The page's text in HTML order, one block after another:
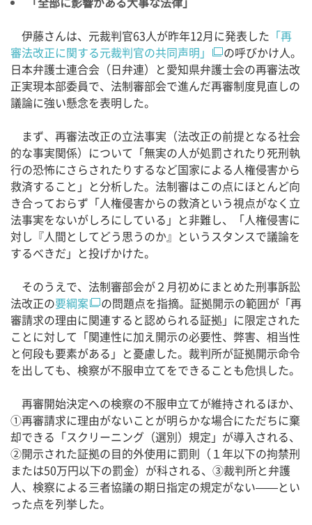
伊藤さんは、元裁判官63人が昨年12月に発表した 「再
審法改正に関する元裁判官の共同声明」
の呼びかけ人。
日本弁護士連合会（日弁連）と愛知県弁護士会の再審法改
正実現本部委員で、法制審部会で進んだ再審制度見直しの
議論に強い懸念を表明した。
まず、再審法改正の立法事実（法改正の前提となる社会
的な事実関係）について「無実の人が処罰されたり死刑執
行の恐怖にさらされたりするなど国家による人権侵害から
救済すること」と分析した。法制審はこの点にほとんど向
き合っておらず「人権侵害からの救済という視点がなく立
法事実をないがしろにしている」と非難し、「人権侵害に
対し『人間としてどう思うのか』というスタンスで議論を
するべきだ」と投げかけた。
そのうえで、法制審部会が２月初めにまとめた刑事訴訟
法改正の要綱案
の問題点を指摘。証拠開示の範囲が「再
審請求の理由に関連すると認められる証拠」に限定された
ことに対して「関連性に加え開示の必要性、弊害、相当性
と何段も要素がある」と憂慮した。裁判所が証拠開示命令
を出しても、検察が不服申立てをできることも危惧した。
再審開始決定への検察の不服申立てが維持されるほか、
①再審請求に理由がないことが明らかな場合にただちに棄
却できる「スクリーニング（選別）規定」が導入される、
②開示された証拠の目的外使用に罰則（１年以下の拘禁刑
または50万円以下の罰金）が科される、③裁判所と弁護
人、検察による三者協議の期日指定の規定がない——とい
った点を列挙した。